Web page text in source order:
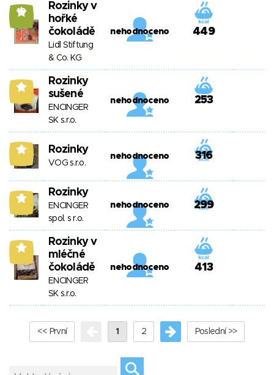
10
Rozinky v
hořké
čokoládě
Lidl Stiftung
& Co. KG
nehodnoceno 449
9
Rozinky
sušené
ENCINGER
SK s.r.o.
nehodnoceno 253
6 Rozinky
VOG s.r.o.
nehodnoceno 316
5 Rozinky
ENCINGER
spol. s r.o.
nehodnoceno 299
5
Rozinky v
mléčné
čokoládě
ENCINGER
SK s.r.o.
nehodnoceno 413
<< První 1 2 Poslední >>